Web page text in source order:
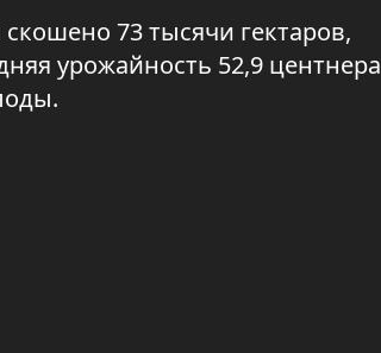
73 тысячи гектаров,
урожайность 52,9 центнера